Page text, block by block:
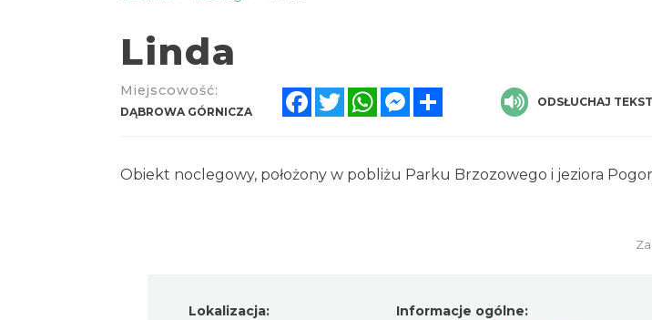
Linda
Miejscowość:
DĄBROWA GÓRNICZA
FacebookTwitterWhatsAppMessenger ODSŁUCHAJ TEKST
Obiekt noclegowy, położony w pobliżu Parku Brzozowego i jeziora
Lokalizacja:
Informacje ogólne: